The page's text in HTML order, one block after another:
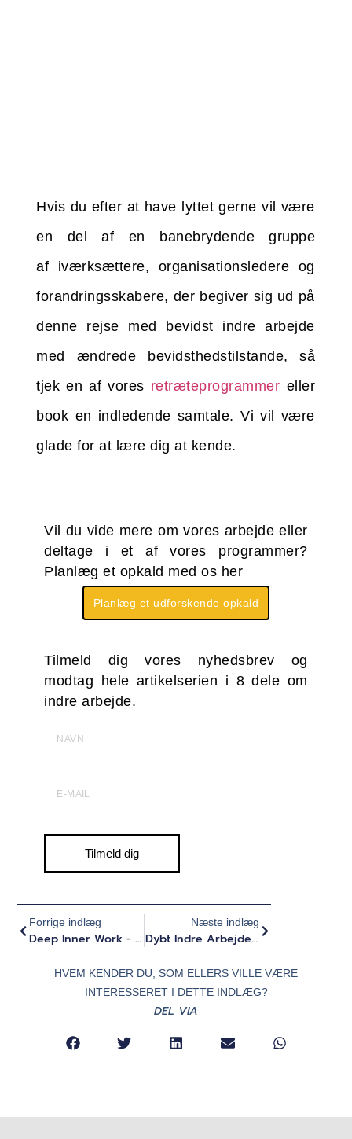
Hvis du efter at have lyttet gerne vil være
en del af en banebrydende gruppe
af iværksættere, organisationsledere og
forandringsskabere, der begiver sig ud på
denne rejse med bevidst indre arbejde
med ændrede bevidsthedstilstande, så
tjek en af vores retræteprogrammer eller
book en indledende samtale. Vi vil være
glade for at lære dig at kende.
Vil du vide mere om vores arbejde eller
deltage i et af vores programmer?
Planlæg et opkald med os her
Planlæg et udforskende opkald
Tilmeld dig vores nyhedsbrev og
modtag hele artikelserien i 8 dele om
indre arbejde.
Tilmeld dig
Forrige indlæg
Deep Inner Work - Øget Psykologisk Fleksibilitet Også Med Psykedelika? (Del 6 Af 8)
Næste indlæg
Dybt Indre Arbejde - Fremme Af Integration Gennem Og Ud Over Psykedelisk Arbejde (del 7 Af 8)
HVEM KENDER DU, SOM ELLERS VILLE VÆRE
INTERESSERET I DETTE INDLÆG?
DEL VIA